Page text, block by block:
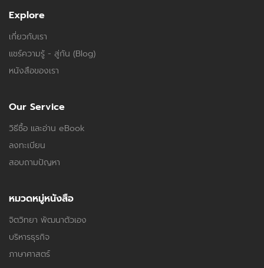
Explore
เกี่ยวกับเรา
แชร์ความรู้ - สู่กัน (Blog)
หนังสือของเรา
Our Service
วิธีซื้อ และอ่าน eBook
ลงทะเบียน
สอบถามปัญหา
หมวดหมู่หนังสือ
จิตวิทยา พัฒนาตัวเอง
บริหารธุรกิจ
ภาษาศาสตร์